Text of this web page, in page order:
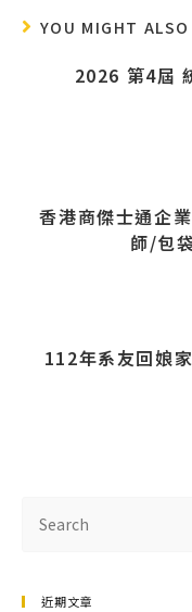
YOU MIGHT
2026 第4屆
香港商傑士通企
師/包
112年系友回娘
近期文章